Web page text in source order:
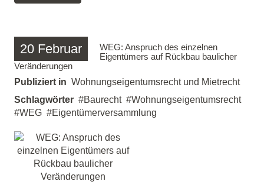
20 Februar
WEG: Anspruch des einzelnen
Eigentümers auf Rückbau baulicher
Veränderungen
Publiziert in Wohnungseigentumsrecht und Mietrecht
Schlagwörter
Baurecht
Wohnungseigentumsrecht
WEG
Eigentümerversammlung